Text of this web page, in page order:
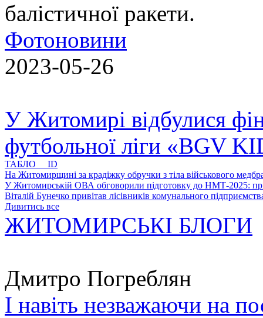
балістичної ракети.
Фотоновини
2023-05-26
У Житомирі відбулися
футбольної ліги «BGV
ТАБЛО ID
На Житомирщині за крадіжку обручки з тіла військового
У Житомирській ОВА обговорили підготовку до НМТ-2025:
Віталій Бунечко привітав лісівників комунального
Дивитись все
ЖИТОМИРСЬКІ БЛОГИ
Дмитро Погреблян
І навіть незважаючи на